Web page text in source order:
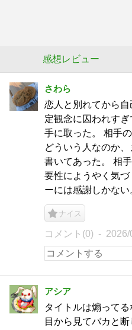
感想レビュー
さわら
恋人と別れてから
定観念に囚われす
手に取った。 相手
どういう人なのか
書いてあった。 相
要性にようやく気
ーには感謝しかない
ナイス
コメント(0) 2026/
アシア
タイトルは煽って
目から見てバカと